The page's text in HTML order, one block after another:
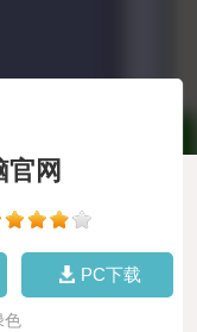
网
PC下载
色